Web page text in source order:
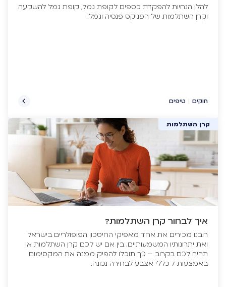
להלן הנחיות להפקדת כספים לקופת גמל, קופת גמל להשקעה
וקרן השתלמות של הפניקס פנסיה וגמל:
חוקים | טיפים
קרן השתלמות
איך לבחור קרן השתלמות?
רובנו מכירים את אחד מאפיקי החיסכון הפופולריים בישראל
ואת יתרונותיו המשמעותיים. בין אם יש לכם קרן השתלמות או
תהיה לכם בקרוב – כך תוכלו להפיק ממנה את המקסימום
באמצעות 7 כללי אצבע לבחירה נכונה.